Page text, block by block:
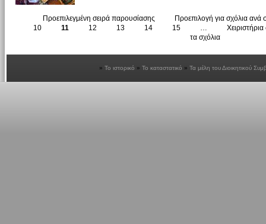
Προεπιλεγμένη σειρά παρουσίασης
Προεπιλογή για σχόλια ανά
10
11 12 13 14 15 …
τα σχόλια
Το ιστορικό Το καταστατικό Τα μέλη του Διοικητικού